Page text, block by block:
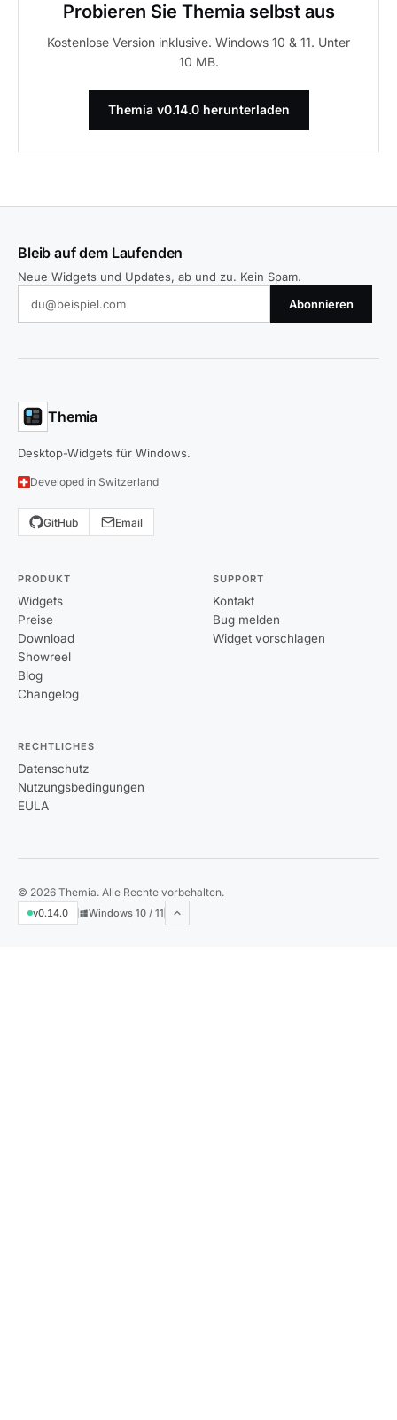
Probieren Sie Themia selbst aus
Kostenlose Version inklusive. Windows 10 & 11. Unter
10 MB.
Themia v0.14.0 herunterladen
Bleib auf dem Laufenden
Neue Widgets und Updates, ab und zu. Kein Spam.
Abonnieren
Themia
Desktop-Widgets für Windows.
Developed in Switzerland
GitHub Email
PRODUKT
Widgets
Preise
Download
Showreel
Blog
Changelog
SUPPORT
Kontakt
Bug melden
Widget vorschlagen
RECHTLICHES
Datenschutz
Nutzungsbedingungen
EULA
© 2026 Themia. Alle Rechte vorbehalten.
v0.14.0 Windows 10 / 11